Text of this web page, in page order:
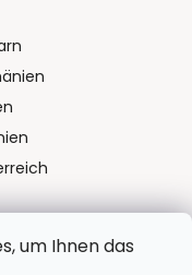
um Ihnen das